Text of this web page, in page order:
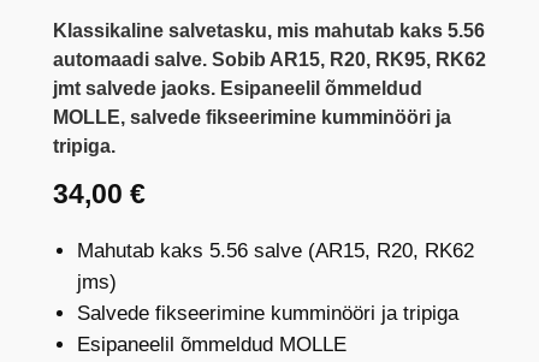
Klassikaline salvetasku, mis mahutab kaks 5.56
automaadi salve. Sobib AR15, R20, RK95, RK62
jmt salvede jaoks. Esipaneelil õmmeldud
MOLLE, salvede fikseerimine kumminööri ja
tripiga.
34,00 €
Mahutab kaks 5.56 salve (AR15, R20, RK62
jms)
Salvede fikseerimine kumminööri ja tripiga
Esipaneelil õmmeldud MOLLE